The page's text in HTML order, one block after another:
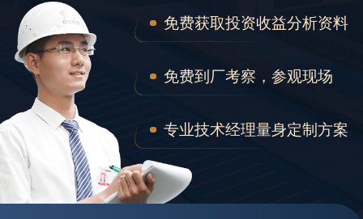
免费获取投资收益分析资料
免费到厂考察，参观现场
专业技术经理量身定制方案